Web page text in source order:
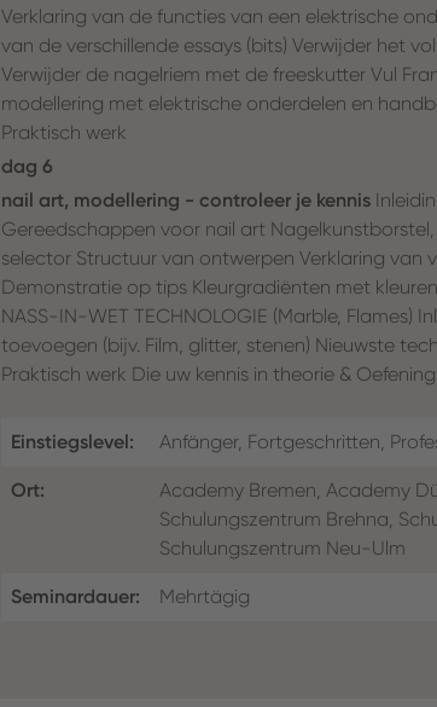
Verklaring van de functies van een elektrische
van de verschillende essays (bits) Verwijder het
Verwijder de nagelriem met de freeskutter Vul
modellering met elektrische onderdelen en
Praktisch werk
dag 6
nail art, modellering - controleer je kennis
Gereedschappen voor nail art
selector Structuur van ontwerpen Verklaring van
Demonstratie op tips Kleurgradiënten met
NASS-IN-WET TECHNOLOGIE (Marble, Flames)
toevoegen (bijv. Film, glitter, stenen) Nieuwste
Praktisch werk Die uw kennis in theorie & Oefening
Einstiegslevel: Anfänger, Fortgeschritten,
Ort:
Academy Bremen, Academy
Schulungszentrum Brehna,
Schulungszentrum Neu-Ulm
Seminardauer: Mehrtägig